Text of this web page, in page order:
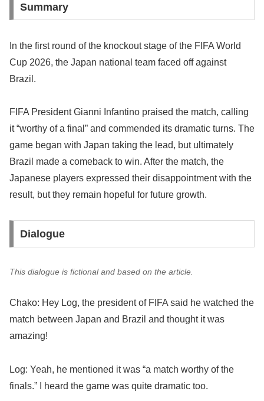
Summary
In the first round of the knockout stage of the FIFA World
Cup 2026, the Japan national team faced off against
Brazil.
FIFA President Gianni Infantino praised the match, calling
it “worthy of a final” and commended its dramatic turns. The
game began with Japan taking the lead, but ultimately
Brazil made a comeback to win. After the match, the
Japanese players expressed their disappointment with the
result, but they remain hopeful for future growth.
Dialogue
This dialogue is fictional and based on the article.
Chako: Hey Log, the president of FIFA said he watched the
match between Japan and Brazil and thought it was
amazing!
Log: Yeah, he mentioned it was “a match worthy of the
finals.” I heard the game was quite dramatic too.